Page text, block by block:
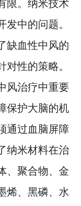
限。纳米技术
中的问题。
缺血性中风的
性的策略。
风治疗中重要
保护大脑的机
通过血脑屏障
纳米材料在治
、聚合物、金
烯、黑磷、水